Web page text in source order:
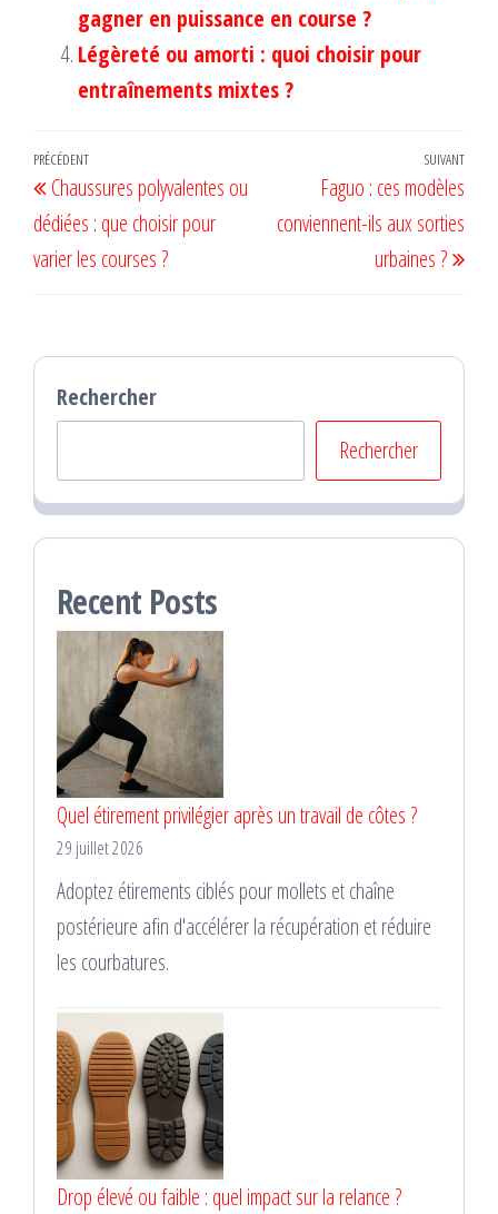
gagner en puissance en course ?
Légèreté ou amorti : quoi choisir pour
entraînements mixtes ?
Navigation
de
l’article
Article
précédent
PRÉCÉDENT
Chaussures polyvalentes ou
dédiées : que choisir pour
varier les courses ?
SUIVANT
Faguo : ces modèles
conviennent-ils aux sorties
urbaines ?
Rechercher
Rechercher
Recent Posts
Quel étirement privilégier après un travail de côtes ?
29 juillet 2026
Adoptez étirements ciblés pour mollets et chaîne
postérieure afin d'accélérer la récupération et réduire
les courbatures.
Drop élevé ou faible : quel impact sur la relance ?